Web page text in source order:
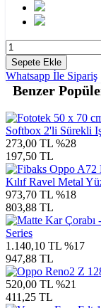
Sepete Ekle
Whatsapp İle Sipariş
Benzer
Softbox 2'li Sürekli
273,00 TL %28
197,50 TL
Kılıf Ravel Metal
973,70 TL %18
803,88 TL
Series
1.140,10 TL %17
947,88 TL
520,00 TL %21
411,25 TL